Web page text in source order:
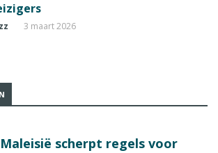
3 maart 2026
Maleisië scherpt regels voor